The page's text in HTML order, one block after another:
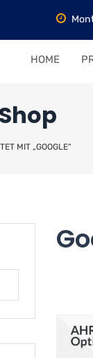
HOME
MIT „GOOGLE“